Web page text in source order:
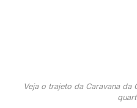
Veja o trajeto da Caravana da